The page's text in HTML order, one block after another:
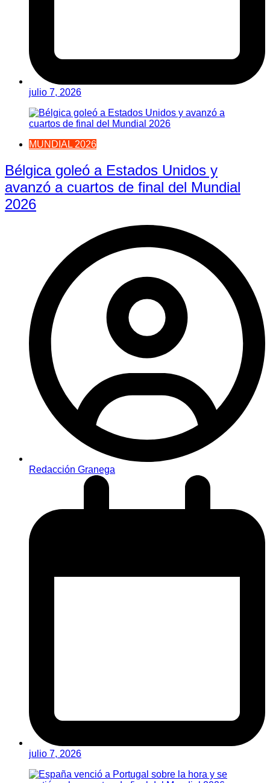
julio 7, 2026
MUNDIAL 2026
Bélgica goleó a Estados Unidos y
avanzó a cuartos de final del Mundial
2026
Redacción Granega
julio 7, 2026